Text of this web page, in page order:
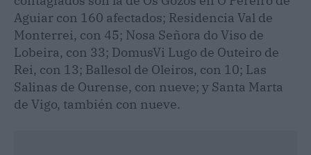
Aguiar con 160 afectados; Residencia Val de
Monterrei, con 45; Nosa Señora do Viso de
Lobeira, con 33; DomusVi Lugo de Outeiro de
Rei, con 13; Ballesol de Oleiros, con 10; Las
Salinas de Ourense, con nueve; y Santa Marta
de Vigo, también con nueve.